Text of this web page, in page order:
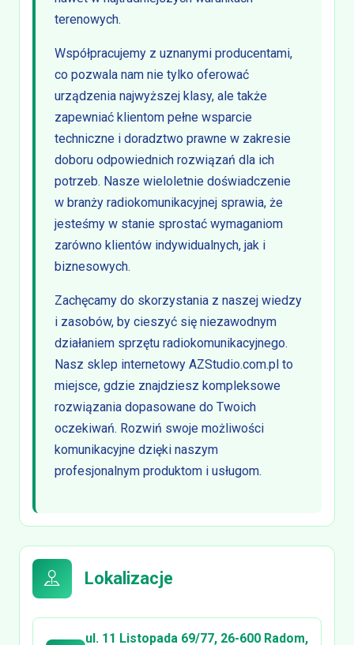
terenowych.
Współpracujemy z uznanymi producentami,
co pozwala nam nie tylko oferować
urządzenia najwyższej klasy, ale także
zapewniać klientom pełne wsparcie
techniczne i doradztwo prawne w zakresie
doboru odpowiednich rozwiązań dla ich
potrzeb. Nasze wieloletnie doświadczenie
w branży radiokomunikacyjnej sprawia, że
jesteśmy w stanie sprostać wymaganiom
zarówno klientów indywidualnych, jak i
biznesowych.
Zachęcamy do skorzystania z naszej wiedzy
i zasobów, by cieszyć się niezawodnym
działaniem sprzętu radiokomunikacyjnego.
Nasz sklep internetowy AZStudio.com.pl to
miejsce, gdzie znajdziesz kompleksowe
rozwiązania dopasowane do Twoich
oczekiwań. Rozwiń swoje możliwości
komunikacyjne dzięki naszym
profesjonalnym produktom i usługom.
Lokalizacje
ul. 11 Listopada 69/77, 26-600 Radom,